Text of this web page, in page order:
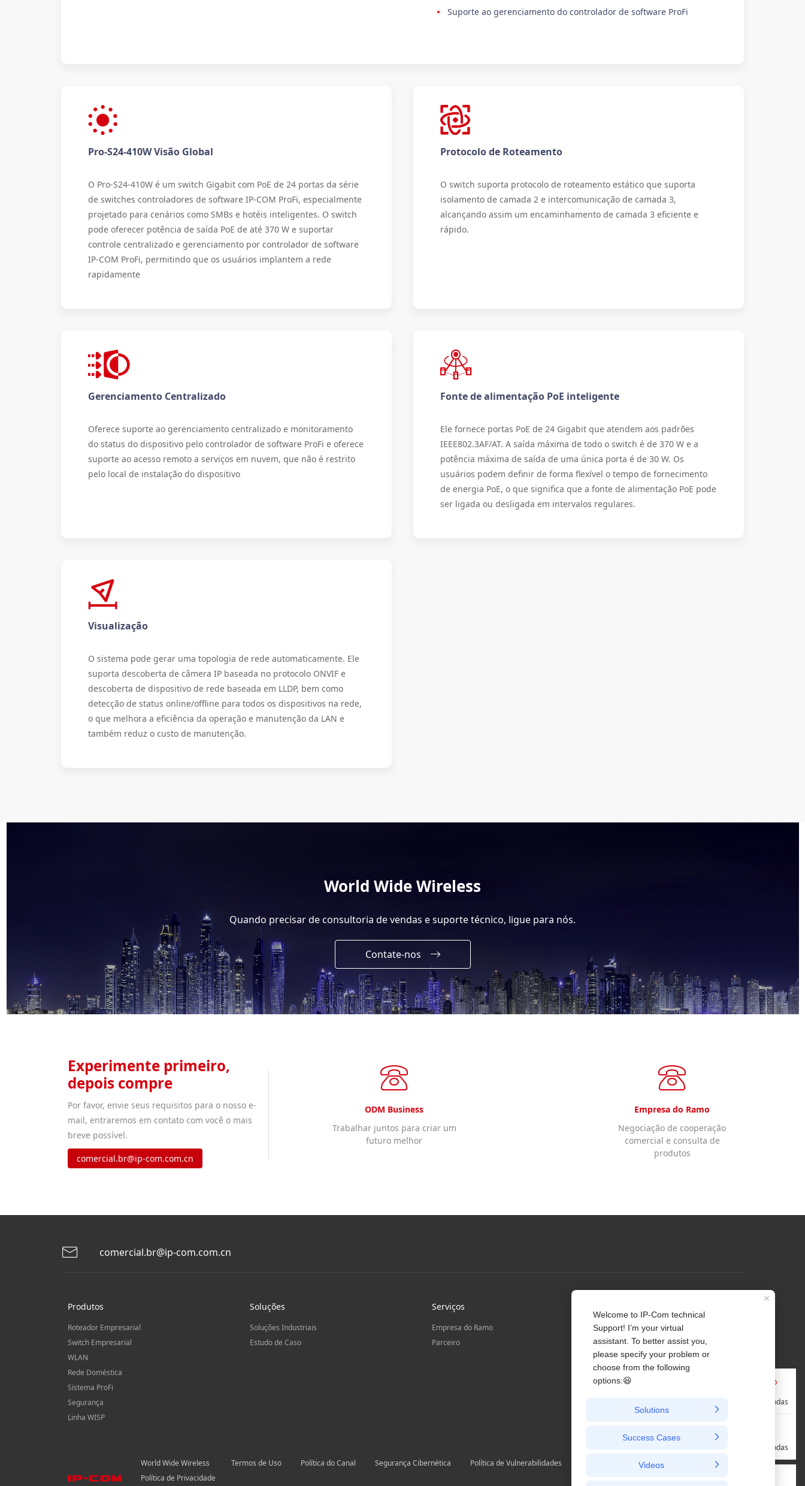
Suporte ao gerenciamento do controlador de software ProFi
Pro-S24-410W Visão Global
O Pro-S24-410W é um switch Gigabit com PoE de 24 portas da série
de switches controladores de software IP-COM ProFi, especialmente
projetado para cenários como SMBs e hotéis inteligentes. O switch
pode oferecer potência de saída PoE de até 370 W e suportar
controle centralizado e gerenciamento por controlador de software
IP-COM ProFi, permitindo que os usuários implantem a rede
rapidamente
Protocolo de Roteamento
O switch suporta protocolo de roteamento estático que suporta
isolamento de camada 2 e intercomunicação de camada 3,
alcançando assim um encaminhamento de camada 3 eficiente e
rápido.
Gerenciamento Centralizado
Oferece suporte ao gerenciamento centralizado e monitoramento
do status do dispositivo pelo controlador de software ProFi e oferece
suporte ao acesso remoto a serviços em nuvem, que não é restrito
pelo local de instalação do dispositivo
Fonte de alimentação PoE inteligente
Ele fornece portas PoE de 24 Gigabit que atendem aos padrões
IEEE802.3AF/AT. A saída máxima de todo o switch é de 370 W e a
potência máxima de saída de uma única porta é de 30 W. Os
usuários podem definir de forma flexível o tempo de fornecimento
de energia PoE, o que significa que a fonte de alimentação PoE pode
ser ligada ou desligada em intervalos regulares.
Visualização
O sistema pode gerar uma topologia de rede automaticamente. Ele
suporta descoberta de câmera IP baseada no protocolo ONVIF e
descoberta de dispositivo de rede baseada em LLDP, bem como
detecção de status online/offline para todos os dispositivos na rede,
o que melhora a eficiência da operação e manutenção da LAN e
também reduz o custo de manutenção.
World Wide Wireless
Quando precisar de consultoria de vendas e suporte técnico, ligue para nós.
Contate-nos
Experimente primeiro,
depois compre
Por favor, envie seus requisitos para o nosso e-
mail, entraremos em contato com você o mais
breve possível.
comercial.br@ip-com.com.cn
ODM Business
Trabalhar juntos para criar um
futuro melhor
Empresa do Ramo
Negociação de cooperação
comercial e consulta de
produtos
comercial.br@ip-com.com.cn
Produtos
Roteador Empresarial
Switch Empresarial
WLAN
Rede Doméstica
Sistema ProFi
Segurança
Linha WISP
Soluções
Soluções Industriais
Estudo de Caso
Serviços
Empresa do Ramo
Parceiro
Contate-nos
Sobre Nós
Notícia
World Wide Wireless Termos de Uso Política do Canal Segurança Cibernética
Política de Vulnerabilidades
Política de Privacidade
Pré-vendas
Pós-vendas